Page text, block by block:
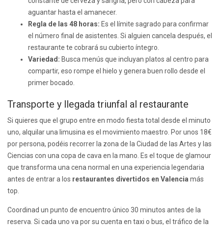
aguantar hasta el amanecer.
Regla de las 48 horas: Es el límite sagrado para confirmar
el número final de asistentes. Si alguien cancela después, el
restaurante te cobrará su cubierto íntegro.
Variedad: Busca menús que incluyan platos al centro para
compartir, eso rompe el hielo y genera buen rollo desde el
primer bocado.
Transporte y llegada triunfal al restaurante
Si quieres que el grupo entre en modo fiesta total desde el minuto
uno, alquilar una limusina es el movimiento maestro. Por unos 18€
por persona, podéis recorrer la zona de la Ciudad de las Artes y las
Ciencias con una copa de cava en la mano. Es el toque de glamour
que transforma una cena normal en una experiencia legendaria
antes de entrar a los restaurantes divertidos en Valencia más
top.
Coordinad un punto de encuentro único 30 minutos antes de la
reserva. Si cada uno va por su cuenta en taxi o bus, el tráfico de la